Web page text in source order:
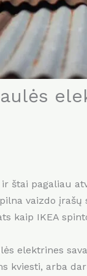
štai pagaliau
vaizdo
kaip IKEA
elektrines
kviesti, arba